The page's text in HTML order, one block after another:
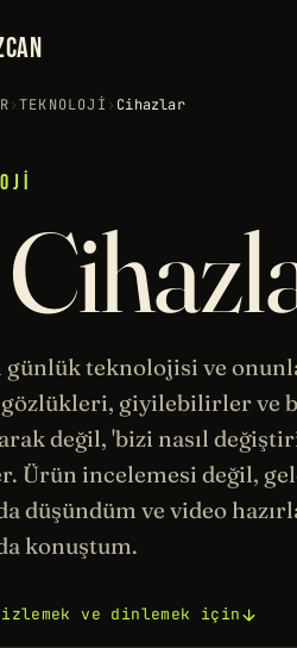
›TEKNOLOJI › Cihazlar
günlük teknolojisi ve
giyilebilirler ve
değil, 'bizi nasıl
Ürün incelemesi değil,
düşündüm ve video
konuştum.
izlemek ve dinlemek için